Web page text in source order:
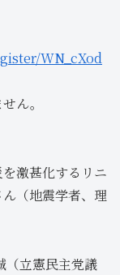
WN_cXod
ん。
激甚化するリニ
（地震学者、理
（立憲民主党議